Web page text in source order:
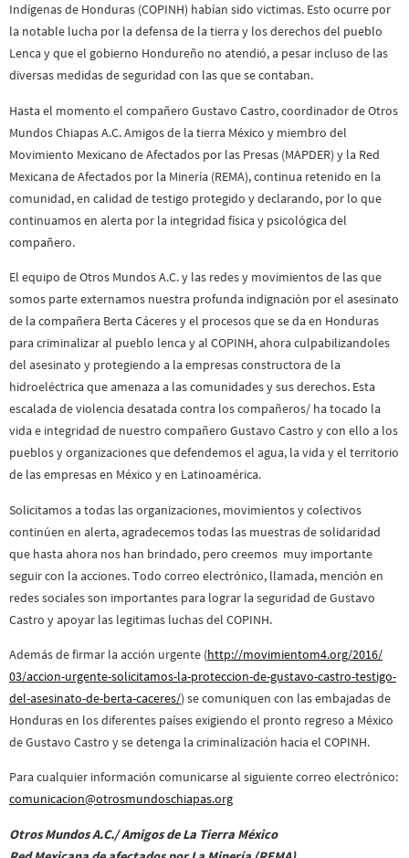
Indígenas de Honduras (COPINH) habían sido victimas. Esto ocurre por
la notable lucha por la defensa de la tierra y los derechos del pueblo
Lenca y que el gobierno Hondureño no atendió, a pesar incluso de las
diversas medidas de seguridad con las que se contaban.
Hasta el momento el compañero Gustavo Castro, coordinador de Otros
Mundos Chiapas A.C. Amigos de la tierra México y miembro del
Movimiento Mexicano de Afectados por las Presas (MAPDER) y la Red
Mexicana de Afectados por la Minería (REMA), continua retenido en la
comunidad, en calidad de testigo protegido y declarando, por lo que
continuamos en alerta por la integridad física y psicológica del
compañero.
El equipo de Otros Mundos A.C. y las redes y movimientos de las que
somos parte externamos nuestra profunda indignación por el asesinato
de la compañera Berta Cáceres y el procesos que se da en Honduras
para criminalizar al pueblo lenca y al COPINH, ahora culpabilizandoles
del asesinato y protegiendo a la empresas constructora de la
hidroeléctrica que amenaza a las comunidades y sus derechos. Esta
escalada de violencia desatada contra los compañeros/ ha tocado la
vida e integridad de nuestro compañero Gustavo Castro y con ello a los
pueblos y organizaciones que defendemos el agua, la vida y el territorio
de las empresas en México y en Latinoamérica.
Solicitamos a todas las organizaciones, movimientos y colectivos
continúen en alerta, agradecemos todas las muestras de solidaridad
que hasta ahora nos han brindado, pero creemos muy importante
seguir con la acciones. Todo correo electrónico, llamada, mención en
redes sociales son importantes para lograr la seguridad de Gustavo
Castro y apoyar las legitimas luchas del COPINH.
Además de firmar la acción urgente (http://movimientom4.org/2016/
03/accion-urgente-solicitamos-la-proteccion-de-gustavo-castro-testigo-
del-asesinato-de-berta-caceres/) se comuniquen con las embajadas de
Honduras en los diferentes países exigiendo el pronto regreso a México
de Gustavo Castro y se detenga la criminalización hacia el COPINH.
Para cualquier información comunicarse al siguiente correo electrónico:
comunicacion@otrosmundoschiapas.org
Otros Mundos A.C./ Amigos de La Tierra México